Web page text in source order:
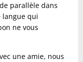
parallèle dans
langue qui
ne vous
une amie, nous